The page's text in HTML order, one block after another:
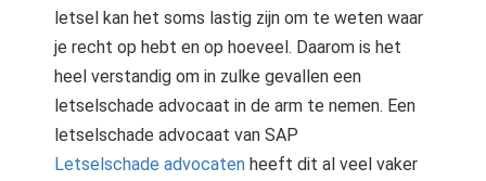
letsel kan het soms lastig zijn om te weten waar
je recht op hebt en op hoeveel. Daarom is het
heel verstandig om in zulke gevallen een
letselschade advocaat in de arm te nemen. Een
letselschade advocaat van SAP
Letselschade advocaten heeft dit al veel vaker